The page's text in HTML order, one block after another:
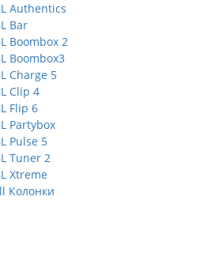
Authentics
Bar
Boombox 2
Boombox3
Charge 5
Clip 4
Flip 6
Partybox
Pulse 5
Tuner 2
Xtreme
Колонки